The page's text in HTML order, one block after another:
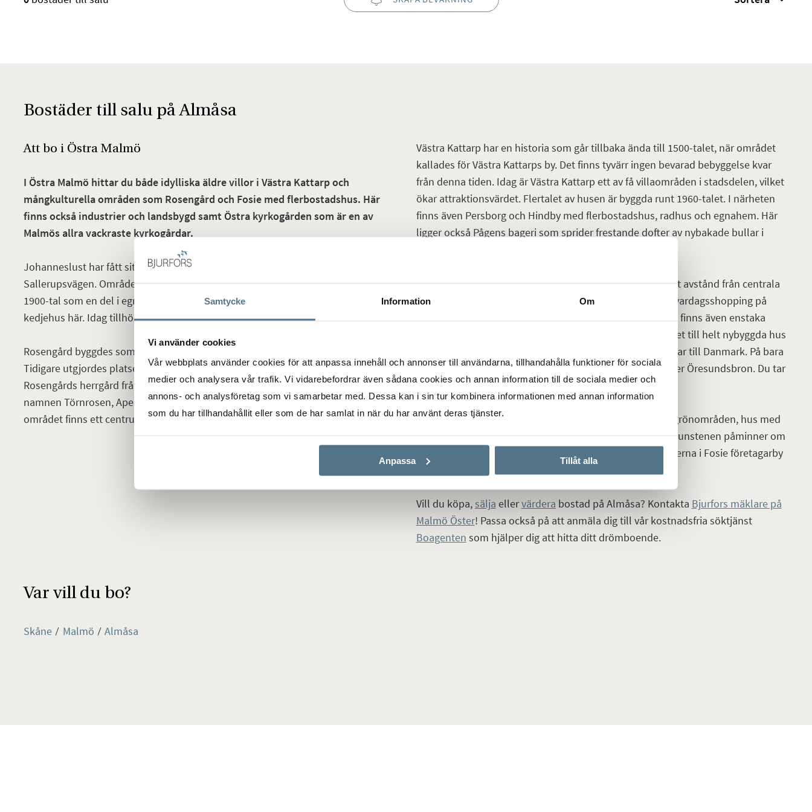
Samtycke Information Om
Vi använder cookies
Vår webbplats använder cookies för att anpassa innehåll och annonser till användarna, tillhandahålla funktioner för sociala
medier och analysera vår trafik. Vi vidarebefordrar även sådana cookies och annan information till de sociala medier och
annons- och analysföretag som vi samarbetar med. Dessa kan i sin tur kombinera informationen med annan information
som du har tillhandahållit eller som de har samlat in när du har använt deras tjänster.
Anpassa Tillåt alla
Bostäder till salu på Almåsa
Att bo i Östra Malmö
I Östra Malmö hittar du både idylliska äldre villor i Västra Kattarp och
mångkulturella områden som Rosengård och Fosie med flerbostadshus. Här
finns också industrier och landsbygd samt Östra kyrkogården som är en av
Malmös allra vackraste kyrkogårdar.
Johanneslust har fått sitt namn från ett gammalt värdshus som låg längs med
Sallerupsvägen. Områdena Johanneslust och Håkanstorp skapades under tidigt
1900-tal som en del i egnahems-rörelsen, därför hittar du mest villor, radhus och
kedjehus här. Idag tillhör områdena i stadsdelen Kirseberg.
Rosengård byggdes som en del av miljonprogrammet i slutet av 1960-talet.
Tidigare utgjordes platsen av ett jordbruksområde med lantegendomen
Rosengårds herrgård från 1817. Rosengård är uppdelat i fem delområden med
namnen Törnrosen, Apelgården, Herrgården, Örtgården och Kryddgården. Mitt i
området finns ett centrum som har det mesta du behöver vad gäller service.
Västra Kattarp har en historia som går tillbaka ända till 1500-talet, när området
kallades för Västra Kattarps by. Det finns tyvärr ingen bevarad bebyggelse kvar
från denna tiden. Idag är Västra Kattarp ett av få villaområden i stadsdelen, vilket
ökar attraktionsvärdet. Flertalet av husen är byggda runt 1960-talet. I närheten
finns även Persborg och Hindby med flerbostadshus, radhus och egnahem. Här
ligger också Pågens bageri som sprider frestande dofter av nybakade bullar i
I lugna Gullvik är det lätt att trivas. Här bor du på bekvämt avstånd från centrala
Malmö samtidigt som du har allt du söker vad det gäller vardagsshopping på
nära håll. Området består till största del av villor men det finns även enstaka
bostadsrättsradhus. Här finner du både hus från 1920-talet till helt nybyggda hus
i modern stil. Gullvik är perfekt att bo i för den som pendlar till Danmark. På bara
några minuter är du ute på motorvägen för vidare färd över Öresundsbron. Du tar
dig även ut till Malmö flygplats på kort tid.
I mångkulturella Fosie finns företagsamhet, flera vackra grönområden, hus med
gamla anor och charmig herrgårdsmiljö. Fosie kyrka och runstenen påminner om
det förflutna medan Augustenborgs Ekostad och industrierna i Fosie företagarby
Vill du köpa,sälja ellervärdera bostad på Almåsa? Kontakta Bjurfors mäklare på
Malmö Öster! Passa också på att anmäla dig till vår kostnadsfria söktjänst
Boagenten som hjälper dig att hitta ditt drömboende.
Var vill du bo?
Skåne Malmö Almåsa